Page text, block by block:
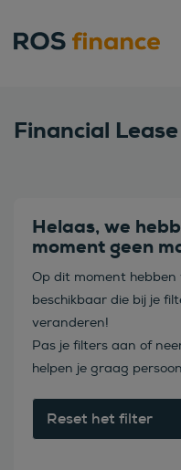
Financial
Helaas, we
moment geen
Op dit moment hebben
beschikbaar die bij je
veranderen!
Pas je filters aan of
helpen je graag
Reset het filter